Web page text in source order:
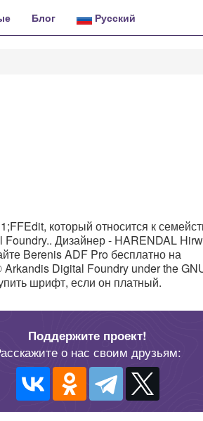
Блог Русский
который относится к
Дизайнер - HARENDAL
Berenis ADF Pro бесплатно на
Digital Foundry under the
шрифт, если он платный.
Поддержите проект!
о нас своим друзьям: